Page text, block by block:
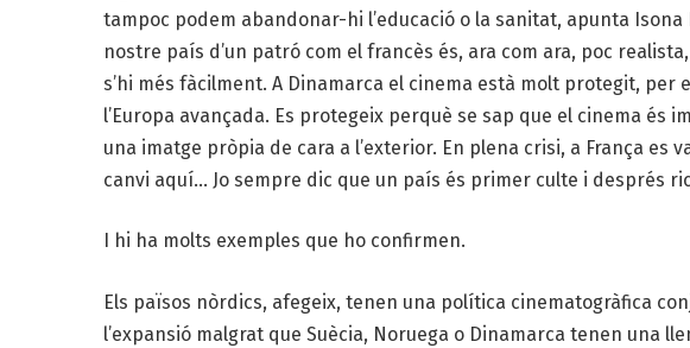
tampoc podem abandonar-hi l’educació o la sanitat, apunta
nostre país d’un patró com el francès és, ara com ara, poc
s’hi més fàcilment. A Dinamarca el cinema està molt protegit, per
l’Europa avançada. Es protegeix perquè se sap que el cinema és
una imatge pròpia de cara a l’exterior. En plena crisi, a França es
canvi aquí… Jo sempre dic que un país és primer culte i després
I hi ha molts exemples que ho confirmen.
Els països nòrdics, afegeix, tenen una política cinematogràfica
l’expansió malgrat que Suècia, Noruega o Dinamarca tenen una